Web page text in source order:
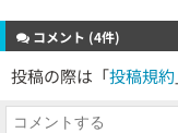
コメント (4件)
投稿の際は「投稿規約